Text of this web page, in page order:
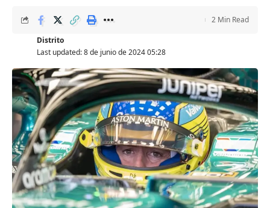
Last updated: 8 de junio de 2024 05:28
Distrito
2 Min Read